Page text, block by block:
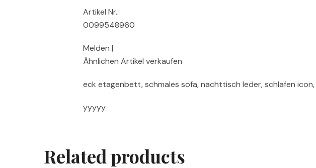
Artikel Nr.:
0099548960
Melden |
Ähnlichen Artikel verkaufen
eck etagenbett, schmales sofa, nachttisch leder, schlafen
yyyyy
Related products